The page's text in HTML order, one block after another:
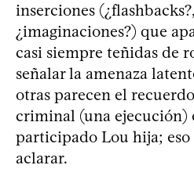
inserciones
¿imaginaciones?) que
casi siempre teñidas de
señalar la amenaza
otras parecen el
criminal (una ejecución)
participado Lou hija; eso
aclarar.